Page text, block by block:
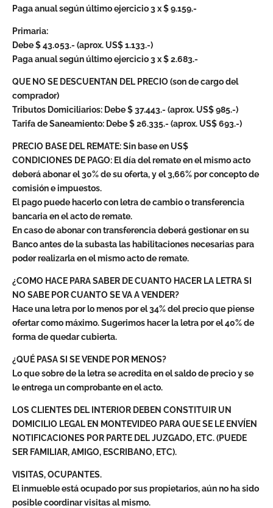
Paga anual según último ejercicio 3 x $ 9.159.-
Primaria:
Debe $ 43.053.- (aprox. US$ 1.133.-)
Paga anual según último ejercicio 3 x $ 2.683.-
QUE NO SE DESCUENTAN DEL PRECIO (son de cargo del
comprador)
Tributos Domiciliarios: Debe $ 37.443.- (aprox. US$ 985.-)
Tarifa de Saneamiento: Debe $ 26.335.- (aprox. US$ 693.-)
PRECIO BASE DEL REMATE: Sin base en US$
CONDICIONES DE PAGO: El día del remate en el mismo acto
deberá abonar el 30% de su oferta, y el 3,66% por concepto de
comisión e impuestos.
El pago puede hacerlo con letra de cambio o transferencia
bancaria en el acto de remate.
En caso de abonar con transferencia deberá gestionar en su
Banco antes de la subasta las habilitaciones necesarias para
poder realizarla en el mismo acto de remate.
¿COMO HACE PARA SABER DE CUANTO HACER LA LETRA SI
NO SABE POR CUANTO SE VA A VENDER?
Hace una letra por lo menos por el 34% del precio que piense
ofertar como máximo. Sugerimos hacer la letra por el 40% de
forma de quedar cubierta.
¿QUÉ PASA SI SE VENDE POR MENOS?
Lo que sobre de la letra se acredita en el saldo de precio y se
le entrega un comprobante en el acto.
LOS CLIENTES DEL INTERIOR DEBEN CONSTITUIR UN
DOMICILIO LEGAL EN MONTEVIDEO PARA QUE SE LE ENVÍEN
NOTIFICACIONES POR PARTE DEL JUZGADO, ETC. (PUEDE
SER FAMILIAR, AMIGO, ESCRIBANO, ETC).
VISITAS, OCUPANTES.
El inmueble está ocupado por sus propietarios, aún no ha sido
posible coordinar visitas al mismo.